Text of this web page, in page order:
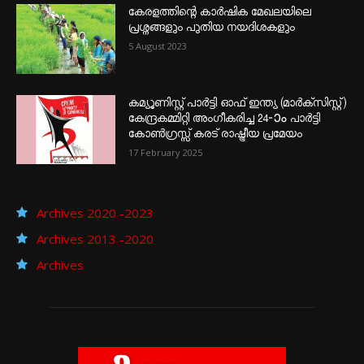
കേരളത്തിന്റെ കാർഷിക മേഖലയിലെ
പ്രശ്നങ്ങളും പുതിയ നയദിശകളും
5 August 2023
കമ്യൂണിസ്റ്റ് പാർട്ടി ഓഫ് ഇന്ത്യ (മാർക്സിസ്റ്റ്)
കേന്ദ്രകമ്മിറ്റി അംഗീകരിച്ച 24‐ാം പാർട്ടി
കോൺഗ്രസ്സ് കരട് രാഷ്ട്രീയ പ്രമേയം
17 February 2025
Archives 2020 -2023
Archives 2013 -2020
Archives